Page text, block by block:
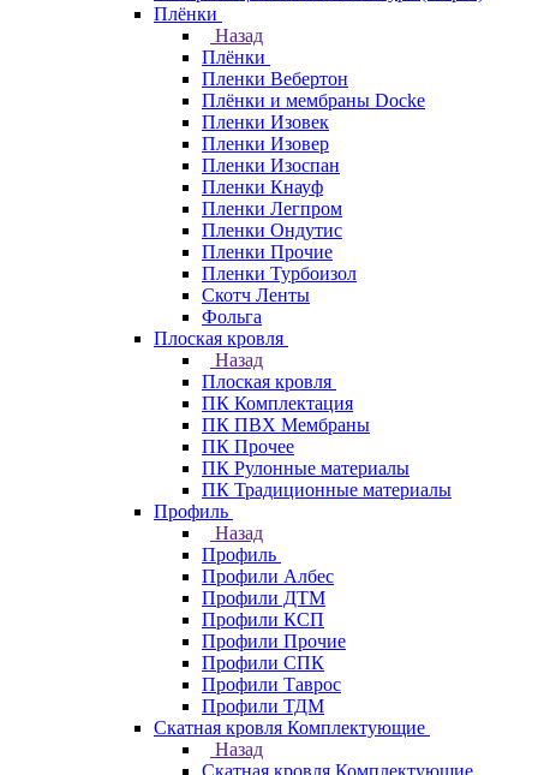
Плёнки
Назад
Плёнки
Пленки Вебертон
Плёнки и мембраны Docke
Пленки Изовек
Пленки Изовер
Пленки Изоспан
Пленки Кнауф
Пленки Легпром
Пленки Ондутис
Пленки Прочие
Пленки Турбоизол
Скотч Ленты
Фольга
Плоская кровля
Назад
Плоская кровля
ПК Комплектация
ПК ПВХ Мембраны
ПК Прочее
ПК Рулонные материалы
ПК Традиционные материалы
Профиль
Назад
Профиль
Профили Албес
Профили ДТМ
Профили КСП
Профили Прочие
Профили СПК
Профили Таврос
Профили ТДМ
Скатная кровля Комплектующие
Назад
Скатная кровля Комплектующие